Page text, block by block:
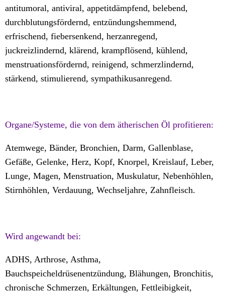
antitumoral, antiviral, appetitdämpfend, belebend,
durchblutungsfördernd, entzündungshemmend,
erfrischend, fiebersenkend, herzanregend,
juckreizlindernd, klärend, krampflösend, kühlend,
menstruationsfördernd, reinigend, schmerzlindernd,
stärkend, stimulierend, sympathikusanregend.
Organe/Systeme, die von dem ätherischen Öl profitieren:
Atemwege, Bänder, Bronchien, Darm, Gallenblase,
Gefäße, Gelenke, Herz, Kopf, Knorpel, Kreislauf, Leber,
Lunge, Magen, Menstruation, Muskulatur, Nebenhöhlen,
Stirnhöhlen, Verdauung, Wechseljahre, Zahnfleisch.
Wird angewandt bei:
ADHS, Arthrose, Asthma,
Bauchspeicheldrüsenentzündung, Blähungen, Bronchitis,
chronische Schmerzen, Erkältungen, Fettleibigkeit,